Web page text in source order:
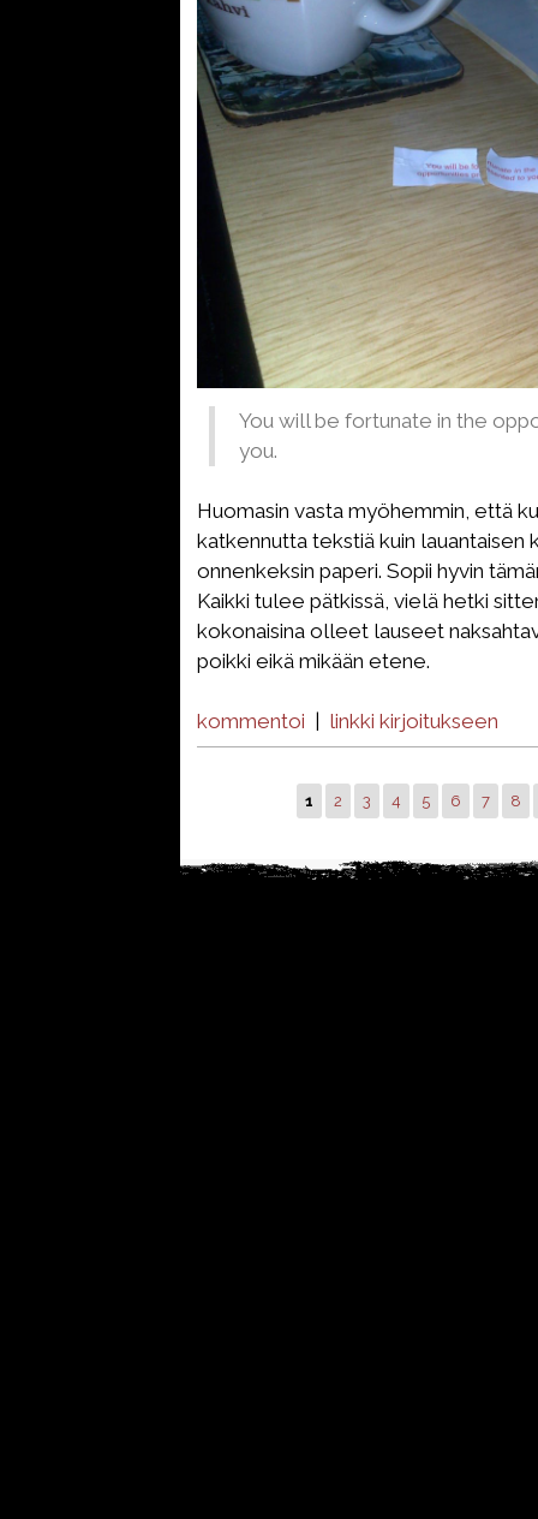
You will be fortunate in the
you.
Huomasin vasta myöhemmin, että
katkennutta tekstiä kuin lauantaisen
onnenkeksin paperi. Sopii hyvin
Kaikki tulee pätkissä, vielä hetki
kokonaisina olleet lauseet
poikki eikä mikään etene.
kommentoi linkki kirjoitukseen
1 2 3 4 5 6 7 8